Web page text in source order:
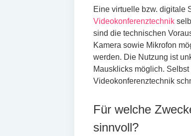
Eine virtuelle bzw. digitale
Videokonferenztechnik
sind die technischen
Kamera sowie Mikrofon
werden. Die Nutzung ist
Mausklicks möglich.
Videokonferenztechnik
Für welche
sinnvoll?